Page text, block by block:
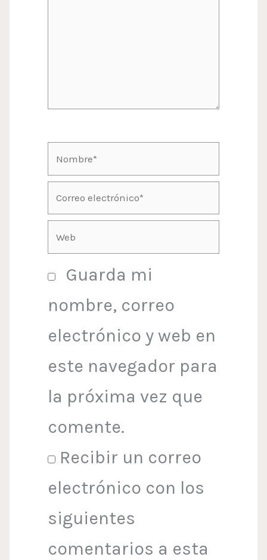
Nombre*
Correo
electrónico*
Web
Guarda mi
nombre, correo
electrónico y web en
este navegador para
la próxima vez que
comente.
Recibir un correo
electrónico con los
siguientes
comentarios a esta